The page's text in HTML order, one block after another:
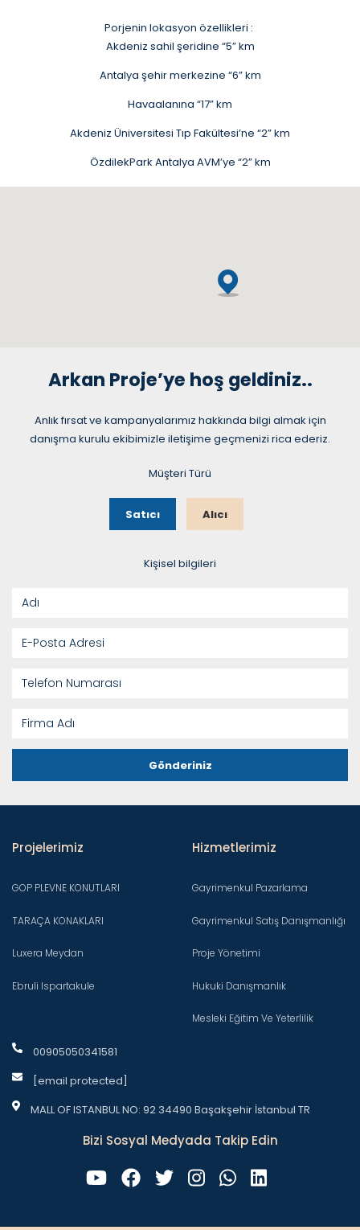
Porjenin lokasyon özellikleri :
Akdeniz sahil şeridine “5” km
Antalya şehir merkezine “6” km
Havaalanına “17” km
Akdeniz Üniversitesi Tıp Fakültesi’ne “2” km
ÖzdilekPark Antalya AVM’ye “2” km
Arkan Proje’ye hoş geldiniz..
Anlık fırsat ve kampanyalarımız hakkında bilgi almak için
danışma kurulu ekibimizle iletişime geçmenizi rica ederiz.
Müşteri Türü
Satıcı Alıcı
Kişisel bilgileri
Gönderiniz
00905050341581
[email protected]
MALL OF ISTANBUL NO: 92 34490 Başakşehir İstanbul TR
Projelerimiz
GOP PLEVNE KONUTLARI
TARAÇA KONAKLARI
Luxera Meydan
Ebruli Ispartakule
Hizmetlerimiz
Gayrimenkul Pazarlama
Gayrimenkul Satış Danışmanlığı
Proje Yönetimi
Hukuki Danışmanlık
Mesleki Eğitim Ve Yeterlilik
Bizi Sosyal Medyada Takip Edin